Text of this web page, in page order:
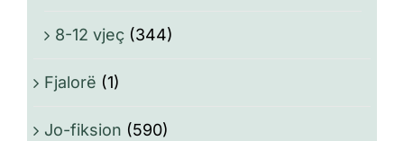
8-12 vjeç (344)
Fjalorë (1)
Jo-fiksion (590)